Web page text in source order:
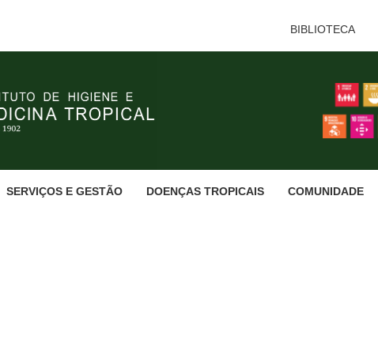
BIBLIOTECA
SERVIÇOS E GESTÃO DOENÇAS TROPICAIS COMUNIDADE